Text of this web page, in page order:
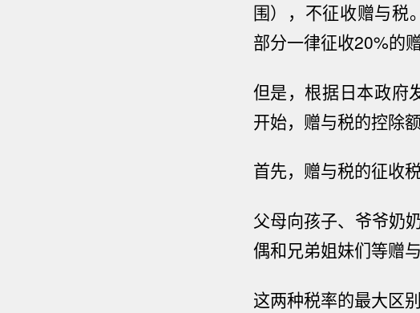
围），不征收赠与税
部分一律征收20%的
但是，根据日本政府
开始，赠与税的控除
首先， 赠与税的征收
父母向孩子、爷爷奶
偶和兄弟姐妹们等赠与
这两种税率的最大区